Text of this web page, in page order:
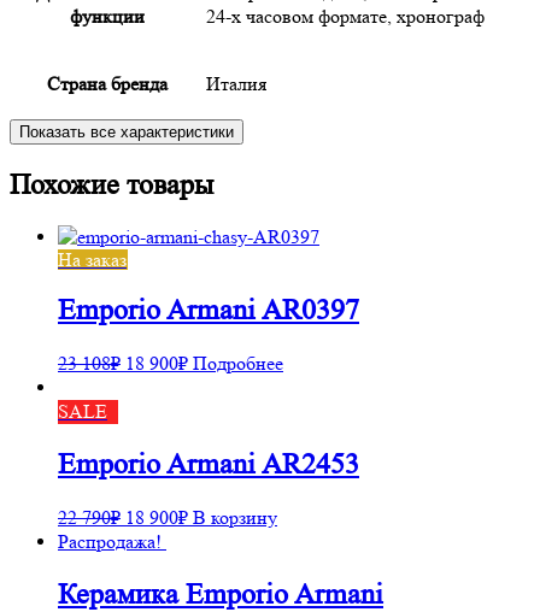
функции
24-х часовом формате, хронограф
Страна бренда Италия
Показать все характеристики
Похожие товары
На заказ
Emporio Armani AR0397
23 108₽ 18 900₽ Подробнее
SALE
Emporio Armani AR2453
22 790₽ 18 900₽ В корзину
Распродажа!
Керамика Emporio Armani